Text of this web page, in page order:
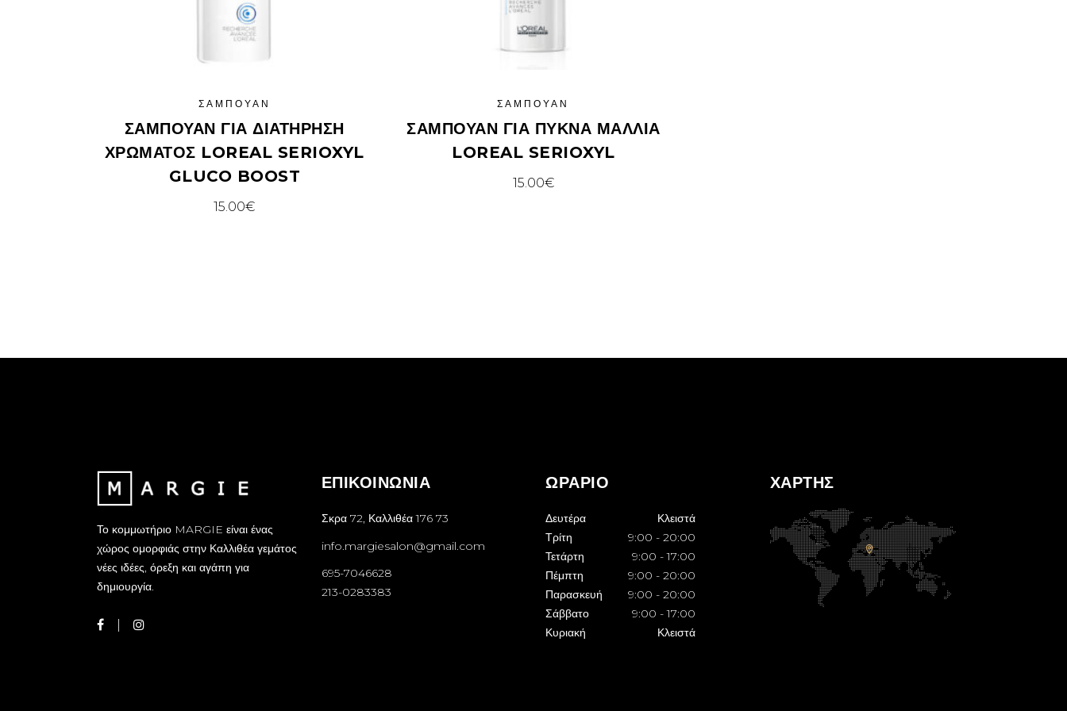
ΣΑΜΠΟΥΆΝ
ΣΑΜΠΟΥΆΝ ΓΙΑ ΔΙΑΤΉΡΗΣΗ
ΧΡΏΜΑΤΟΣ LOREAL SERIOXYL
GLUCO BOOST
15.00€
ΣΑΜΠΟΥΆΝ
ΣΑΜΠΟΥΆΝ ΓΙΑ ΠΥΚΝΆ ΜΑΛΛΙΆ
LOREAL SERIOXYL
15.00€
Το κομμωτήριο MARGIE είναι ένας
χώρος ομορφιάς στην Καλλιθέα γεμάτος
νέες ιδέες, όρεξη και αγάπη για
δημιουργία.
ΕΠΙΚΟΙΝΩΝΙΑ
Σκρα 72, Καλλιθέα 176 73
info.margiesalon@gmail.com
695-7046628
213-0283383
ΩΡΑΡΙΟ
Δευτέρα
Κλειστά
Τρίτη
9:00 - 20:00
Τετάρτη
9:00 - 17:00
Πέμπτη
9:00 - 20:00
Παρασκευή
9:00 - 20:00
Σάββατο
9:00 - 17:00
Κυριακή
Κλειστά
ΧΑΡΤΗΣ